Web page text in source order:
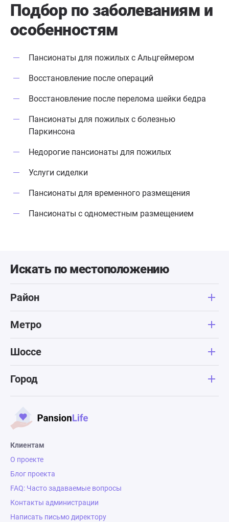
Подбор по заболеваниям и
особенностям
Пансионаты для пожилых с Альцгеймером
Восстановление после операций
Восстановление после перелома шейки бедра
Пансионаты для пожилых с болезнью
Паркинсона
Недорогие пансионаты для пожилых
Услуги сиделки
Пансионаты для временного размещения
Пансионаты с одноместным размещением
Искать по местоположению
Район
Метро
Шоссе
Город
Клиентам
О проекте
Блог проекта
FAQ: Часто задаваемые вопросы
Контакты администрации
Написать письмо директору